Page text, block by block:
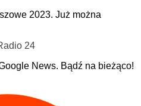
2023. Już można
24
News. Bądź na bieżąco!